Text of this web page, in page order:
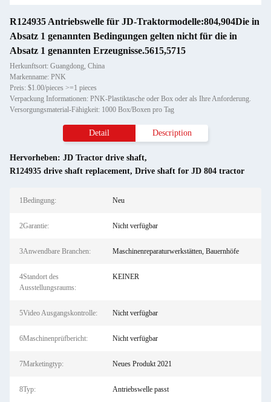
R124935 Antriebswelle für JD-Traktormodelle:804,904Die in
Absatz 1 genannten Bedingungen gelten nicht für die in
Absatz 1 genannten Erzeugnisse.5615,5715
Herkunftsort: Guangdong, China
Markenname: PNK
Preis: $1.00/pieces >=1 pieces
Verpackung Informationen: PNK-Plastiktasche oder Box oder als Ihre Anforderung.
Versorgungsmaterial-Fähigkeit: 1000 Box/Boxen pro Tag
Detail Description
Hervorheben: JD Tractor drive shaft,
R124935 drive shaft replacement, Drive shaft for JD 804 tractor
1Bedingung: Neu
2Garantie: Nicht verfügbar
3Anwendbare Branchen: Maschinenreparaturwerkstätten, Bauernhöfe
4Standort des
Ausstellungsraums:
KEINER
5Video Ausgangskontrolle: Nicht verfügbar
6Maschinenprüfbericht: Nicht verfügbar
7Marketingtyp: Neues Produkt 2021
8Typ: Antriebswelle passt